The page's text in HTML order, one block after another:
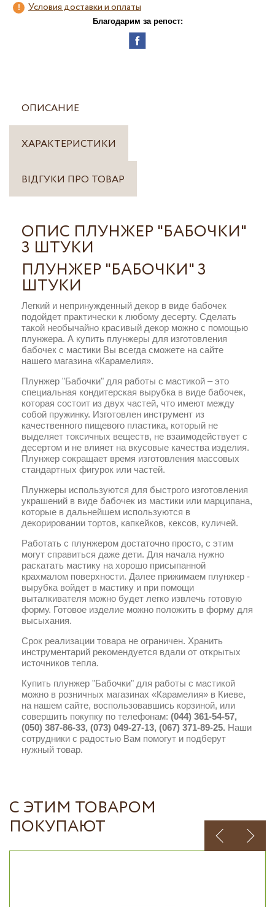
Условия доставки и оплаты
Благодарим за репост:
ОПИСАНИЕ
ХАРАКТЕРИСТИКИ
ВІДГУКИ ПРО ТОВАР
ОПИС ПЛУНЖЕР "БАБОЧКИ"
3 ШТУКИ
ПЛУНЖЕР "БАБОЧКИ" 3
ШТУКИ
Легкий и непринужденный декор в виде бабочек
подойдет практически к любому десерту. Сделать
такой необычайно красивый декор можно с помощью
плунжера. А купить плунжеры для изготовления
бабочек с мастики Вы всегда сможете на сайте
нашего магазина «Карамелия».
Плунжер "Бабочки" для работы с мастикой – это
специальная кондитерская вырубка в виде бабочек,
которая состоит из двух частей, что имеют между
собой пружинку. Изготовлен инструмент из
качественного пищевого пластика, который не
выделяет токсичных веществ, не взаимодействует с
десертом и не влияет на вкусовые качества изделия.
Плунжер сокращает время изготовления массовых
стандартных фигурок или частей.
Плунжеры используются для быстрого изготовления
украшений в виде бабочек из мастики или марципана,
которые в дальнейшем используются в
декорировании тортов, капкейков, кексов, куличей.
Работать с плунжером достаточно просто, с этим
могут справиться даже дети. Для начала нужно
раскатать мастику на хорошо присыпанной
крахмалом поверхности. Далее прижимаем плунжер -
вырубка войдет в мастику и при помощи
выталкивателя можно будет легко извлечь готовую
форму. Готовое изделие можно положить в форму для
высыхания.
Срок реализации товара не ограничен. Хранить
инструментарий рекомендуется вдали от открытых
источников тепла.
Купить плунжер "Бабочки" для работы с мастикой
можно в розничных магазинах «Карамелия» в Киеве,
на нашем сайте, воспользовавшись корзиной, или
совершить покупку по телефонам: (044) 361-54-57,
(050) 387-86-33, (073) 049-27-13, (067) 371-89-25. Наши
сотрудники с радостью Вам помогут и подберут
нужный товар.
С ЭТИМ ТОВАРОМ
ПОКУПАЮТ